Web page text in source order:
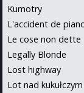
Kumotry
L'accident de
Le cose non dette
Legally Blonde
Lost highway
Lot nad